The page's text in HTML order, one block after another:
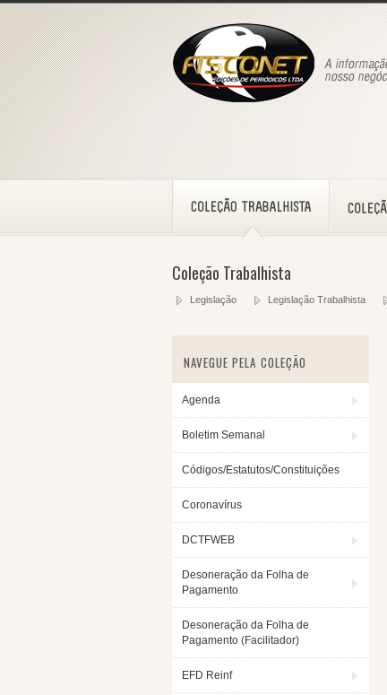
Coleção Trabalhista
Legislação Legislação Trabalhista
NAVEGUE PELA COLEÇÃO
Agenda
Boletim Semanal
Códigos/Estatutos/Constituições
Coronavírus
DCTFWEB
Desoneração da Folha de
Pagamento
Desoneração da Folha de
Pagamento (Facilitador)
EFD Reinf